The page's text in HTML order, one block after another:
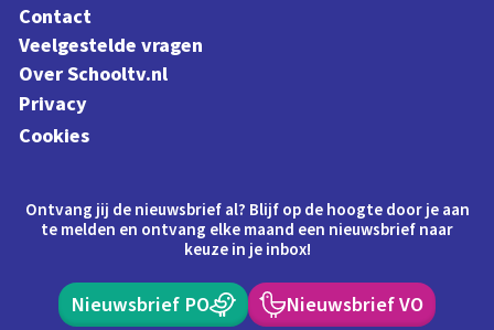
Contact
Veelgestelde vragen
Over Schooltv.nl
Privacy
Cookies
Ontvang jij de nieuwsbrief al? Blijf op de hoogte door je aan
te melden en ontvang elke maand een nieuwsbrief naar
keuze in je inbox!
Nieuwsbrief PO Nieuwsbrief VO